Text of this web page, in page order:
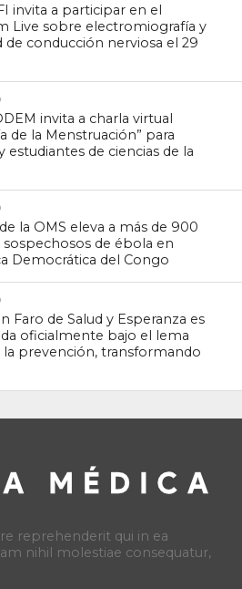
invita a participar en el
Live sobre electromiografía y
de conducción nerviosa el 29
invita a charla virtual
de la Menstruación” para
estudiantes de ciencias de la
la OMS eleva a más de 900
sospechosos de ébola en
Democrática del Congo
Faro de Salud y Esperanza es
oficialmente bajo el lema
la prevención, transformando
reprehenderit qui in ea
nihil molestiae consequatur,